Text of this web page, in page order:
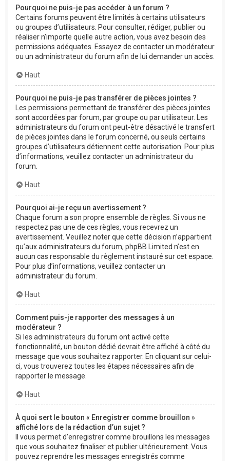
Pourquoi ne puis-je pas accéder à un forum ?
Certains forums peuvent être limités à certains utilisateurs
ou groupes d’utilisateurs. Pour consulter, rédiger, publier ou
réaliser n’importe quelle autre action, vous avez besoin des
permissions adéquates. Essayez de contacter un modérateur
ou un administrateur du forum afin de lui demander un accès.
Haut
Pourquoi ne puis-je pas transférer de pièces jointes ?
Les permissions permettant de transférer des pièces jointes
sont accordées par forum, par groupe ou par utilisateur. Les
administrateurs du forum ont peut-être désactivé le transfert
de pièces jointes dans le forum concerné, ou seuls certains
groupes d’utilisateurs détiennent cette autorisation. Pour plus
d’informations, veuillez contacter un administrateur du
forum.
Haut
Pourquoi ai-je reçu un avertissement ?
Chaque forum a son propre ensemble de règles. Si vous ne
respectez pas une de ces règles, vous recevrez un
avertissement. Veuillez noter que cette décision n’appartient
qu’aux administrateurs du forum, phpBB Limited n’est en
aucun cas responsable du règlement instauré sur cet espace.
Pour plus d’informations, veuillez contacter un
administrateur du forum.
Haut
Comment puis-je rapporter des messages à un
modérateur ?
Si les administrateurs du forum ont activé cette
fonctionnalité, un bouton dédié devrait être affiché à côté du
message que vous souhaitez rapporter. En cliquant sur celui-
ci, vous trouverez toutes les étapes nécessaires afin de
rapporter le message.
Haut
À quoi sert le bouton « Enregistrer comme brouillon »
affiché lors de la rédaction d’un sujet ?
Il vous permet d’enregistrer comme brouillons les messages
que vous souhaitez finaliser et publier ultérieurement. Vous
pouvez reprendre les messages enregistrés comme